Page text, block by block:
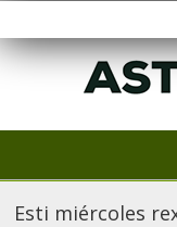
Esti miércoles